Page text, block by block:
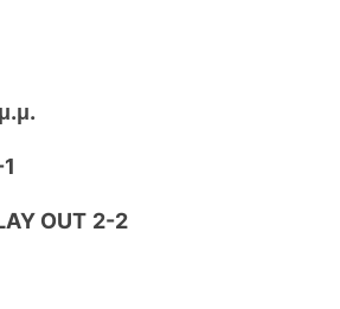
OUT 2-2